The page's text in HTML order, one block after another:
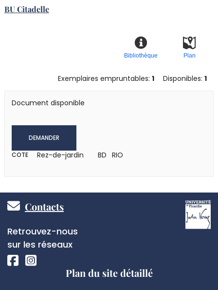
BU Citadelle
Plan
Bibliothèque
Exemplaires empruntables:1 Disponibles:1
Document disponible
DEMANDER
COTE Rez-de-jardin BD RIO
Pied
de
page
Contacts
Réseaux
sociaux
Retrouvez-nous
sur les réseaux
Plan du site détaillé